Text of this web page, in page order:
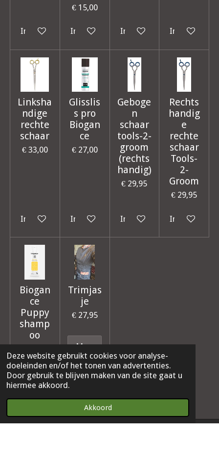
Deze website gebruikt cookies voor analyse-
doeleinden en/of het tonen van advertenties.
Door gebruik te blijven maken van de site gaat u
hiermee akkoord.
Akkoord
In winkelwagen
€ 15,00
In winkelwagenIn winkelwagen
In
Linksha
ndige
rechte
schaar
€ 33,00
In winkelwagen
Glisslis
s pro
Biogan
ce
€ 27,00
In winkelwagen
Geboge
n
schaar
tools-2-
groom
(rechts
handig)
€ 29,95
In winkelwagen
Rechts
handig
e
rechte
schaar
Tools-
2-
Groom
€ 29,95
In
Biogan
ce
Puppy
shamp
oo
In winkelwagen
Trimjas
je
€ 27,95
In winkelwagen